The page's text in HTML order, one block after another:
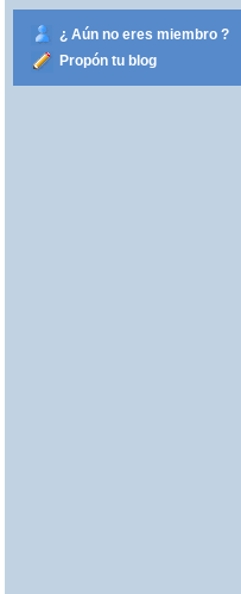
¿ Aún no eres miembro ?
Propón tu blog